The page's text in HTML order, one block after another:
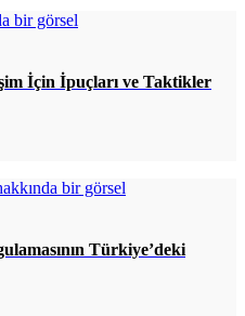
İçin İpuçları ve Taktikler
Türkiye’deki